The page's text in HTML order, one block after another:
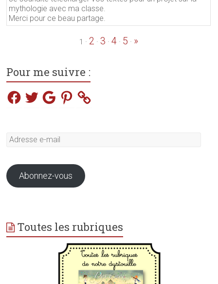
mythologie avec ma classe.
Merci pour ce beau partage.
1 · 2 ·3 ·4 · 5 · »
Pour me suivre :
Facebook
TwitterGooglePinterest
Adresse
Abonnez-vous
Toutes les rubriques